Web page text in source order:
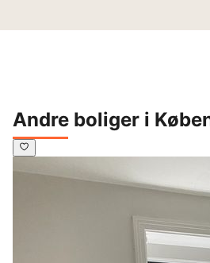
Andre boliger i